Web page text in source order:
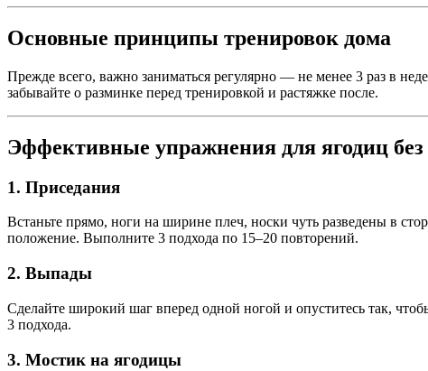
Основные принципы тренировок дома
Прежде всего, важно заниматься регулярно — не менее 3 раз в
забывайте о разминке перед тренировкой и растяжке после.
Эффективные упражнения для ягодиц без
1. Приседания
Встаньте прямо, ноги на ширине плеч, носки чуть разведены в
положение. Выполните 3 подхода по 15–20 повторений.
2. Выпады
Сделайте широкий шаг вперед одной ногой и опуститесь так,
3 подхода.
3. Мостик на ягодицы